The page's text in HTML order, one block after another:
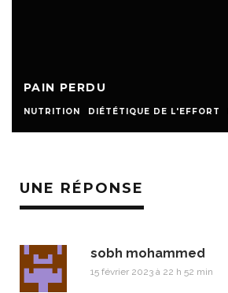
PAIN PERDU
NUTRITION DIÉTÉTIQUE DE L'EFFORT
UNE RÉPONSE
sobh mohammed
15 février 2023 à 22 h 52 min